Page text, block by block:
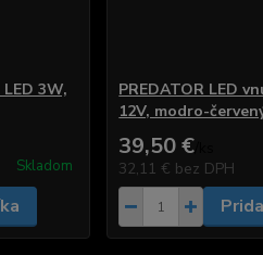
3W,
Skladom
PREDATOR LED
12V, modro-
39,50 €
32,11 € bez DPH